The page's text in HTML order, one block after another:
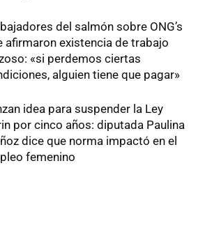
del salmón sobre ONG’s
afirmaron existencia de trabajo
«si perdemos ciertas
alguien tiene que pagar»
idea para suspender la Ley
por cinco años: diputada Paulina
dice que norma impactó en el
femenino